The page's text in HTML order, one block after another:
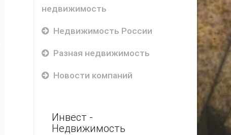
недвижимость
Недвижимость России
Разная недвижимость
Новости компаний
Инвест -
Недвижимость